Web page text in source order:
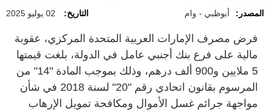
المصدر: أبوظبي - وام التاريخ: 02 يوليو 2025
فرض مصرف الإمارات العربیة المتحدة المركزي، عقوبة
مالية على فرع بنك أجنبي عامل في الدولة، بلغت قيمتها
5 ملايين و900 ألف درهم، وذلك بموجب المادة "14" من
المرسوم بقانون اتحادي رقم "20" لسنة 2018 في شأن
مواجهة جرائم غسل الأموال ومكافحة تمويل الإرهاب